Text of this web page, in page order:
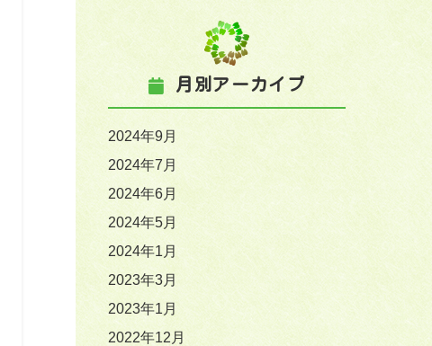
月別アーカイブ
2024年9月
2024年7月
2024年6月
2024年5月
2024年1月
2023年3月
2023年1月
2022年12月